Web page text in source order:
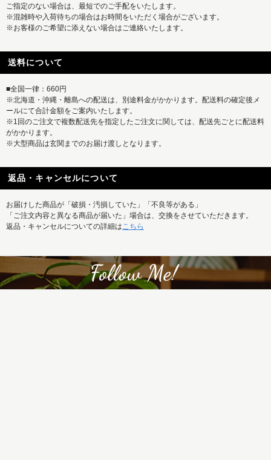
ご指定のない場合は、最短でのご手配をいたします。
※混雑時や入荷待ちの場合はお時間をいただく場合がございます。
※お客様のご希望に添えない場合はご連絡いたします。
送料について
■全国一律：660円
※北海道・沖縄・離島への配送は、別途料金がかかります。配送料の確定後メ
ールにて合計金額をご案内いたします。
※1回のご注文で複数配送先を指定したご注文に関しては、配送先ごとに配送料
がかかります。
※大型商品は玄関までのお届け渡しとなります。
返品・キャンセルについて
お届けした商品が「破損・汚損していた」「不良等がある」
「ご注文内容と異なる商品が届いた」場合は、交換をさせていただきます。
返品・キャンセルについての詳細はこちら